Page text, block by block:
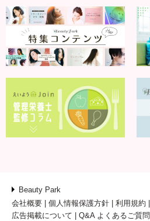
Beauty Park
会社概要
個人情報保護方針 利用規約
広告掲載について
Q&A よくあるご質問